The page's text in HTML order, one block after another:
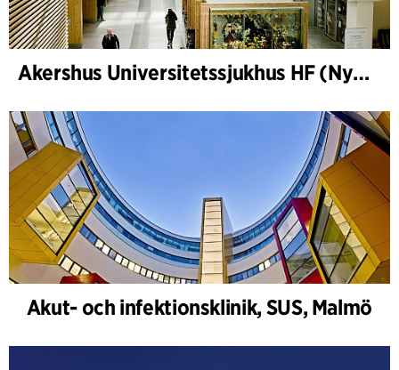
Akershus Universitetssjukhus HF (Nye Ahus)
Akut- och infektionsklinik, SUS, Malmö